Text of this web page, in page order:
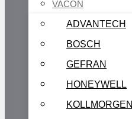
VACON
ADVANTECH
BOSCH
GEFRAN
HONEYWELL
KOLLMORGEN